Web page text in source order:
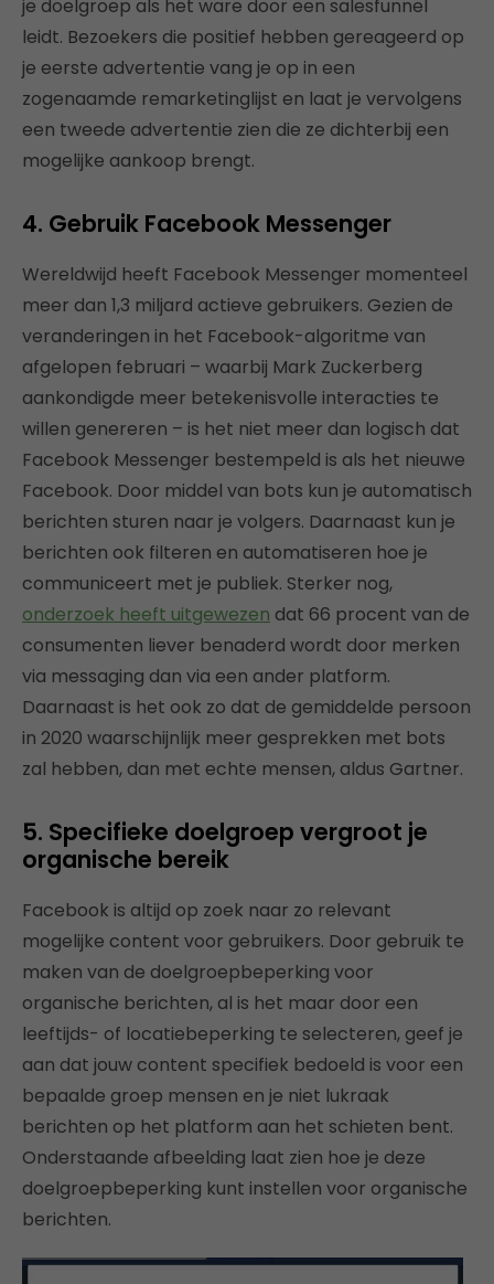
je doelgroep als het ware door een salesfunnel
leidt. Bezoekers die positief hebben gereageerd op
je eerste advertentie vang je op in een
zogenaamde remarketinglijst en laat je vervolgens
een tweede advertentie zien die ze dichterbij een
mogelijke aankoop brengt.
4. Gebruik Facebook Messenger
Wereldwijd heeft Facebook Messenger momenteel
meer dan 1,3 miljard actieve gebruikers. Gezien de
veranderingen in het Facebook-algoritme van
afgelopen februari – waarbij Mark Zuckerberg
aankondigde meer betekenisvolle interacties te
willen genereren – is het niet meer dan logisch dat
Facebook Messenger bestempeld is als het nieuwe
Facebook. Door middel van bots kun je automatisch
berichten sturen naar je volgers. Daarnaast kun je
berichten ook filteren en automatiseren hoe je
communiceert met je publiek. Sterker nog,
onderzoek heeft uitgewezen dat 66 procent van de
consumenten liever benaderd wordt door merken
via messaging dan via een ander platform.
Daarnaast is het ook zo dat de gemiddelde persoon
in 2020 waarschijnlijk meer gesprekken met bots
zal hebben, dan met echte mensen, aldus Gartner.
5. Specifieke doelgroep vergroot je
organische bereik
Facebook is altijd op zoek naar zo relevant
mogelijke content voor gebruikers. Door gebruik te
maken van de doelgroepbeperking voor
organische berichten, al is het maar door een
leeftijds- of locatiebeperking te selecteren, geef je
aan dat jouw content specifiek bedoeld is voor een
bepaalde groep mensen en je niet lukraak
berichten op het platform aan het schieten bent.
Onderstaande afbeelding laat zien hoe je deze
doelgroepbeperking kunt instellen voor organische
berichten.